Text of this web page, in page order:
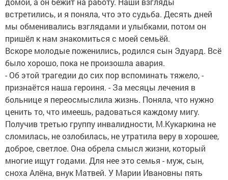
встретились, и я поняла, что это судьба. Десять дней
мы обменивались взглядами и улыбками, потом он
пришёл к нам знакомиться с моей семьёй.
Вскоре молодые поженились, родился сын Эдуард. Всё
было хорошо, пока не произошла авария.
- Об этой трагедии до сих пор вспоминать тяжело, -
признаётся наша героиня. - За месяцы лечения в
больнице я переосмыслила жизнь. Поняла, что нужно
ценить то, что имеешь, радоваться каждому мигу.
Получив третью группу инвалидности, М.Кукаркина не
сломилась, не озлобилась, не утратила веру в хорошее,
доброе, светлое. Она обрела смысл жизни, который
многие ищут годами. Для нее это семья - муж, сын,
сноха Алёна, внук Матвей. У Марии Ивановны пять